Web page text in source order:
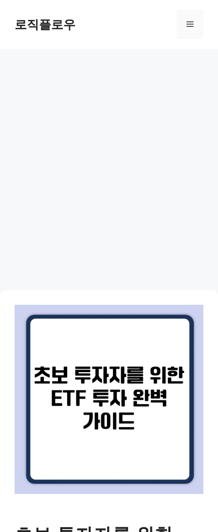
content로직플로우 Menu